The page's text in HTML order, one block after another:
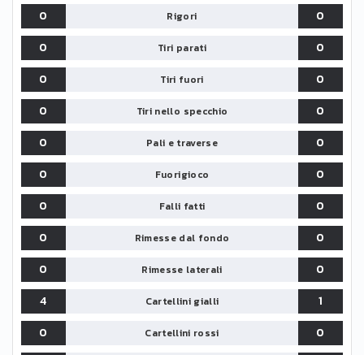
0 Rigori
0
0
Tiri parati
0
0
Tiri fuori
0
0
Tiri nello specchio
0
0
Pali e traverse
0
0
Fuorigioco
0
0
Falli fatti
0
0
Rimesse dal fondo
0
0
Rimesse laterali
0
4
Cartellini gialli
1
0
Cartellini rossi
0